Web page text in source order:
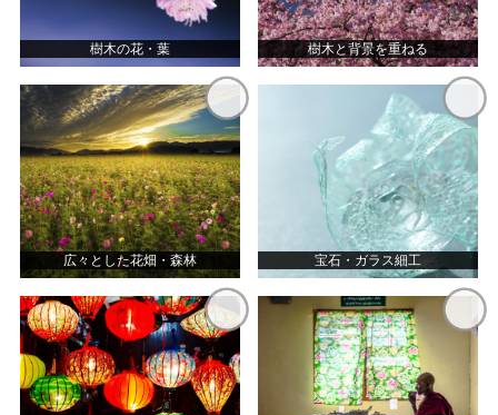
樹木の花・葉 樹木と背景を重ねる
広々とした花畑・森林 宝石・ガラス細工